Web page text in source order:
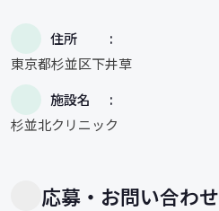
住所
東京都杉並区下井草
施設名
杉並北クリニック
応募・お問い合わせ